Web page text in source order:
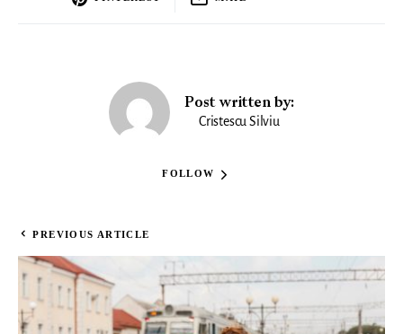
Post written by:
Cristescu Silviu
FOLLOW
PREVIOUS ARTICLE